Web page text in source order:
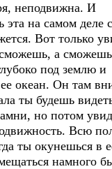
неподвижна. И
эта на самом деле
Вот только
сможешь, а
под землю и
океан. Он там
ты будешь
но потом
Всю
ты окунешься в
намного